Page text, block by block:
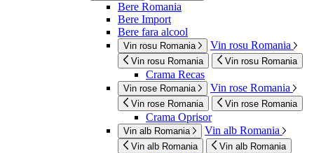
Bere Romania
Bere Import
Bere fara alcool
Vin rosu Romania Vin rosu Romania
Vin rosu Romania Vin rosu Romania
Crama Recas
Vin rose Romania Vin rose Romania
Vin rose Romania Vin rose Romania
Crama Oprisor
Vin alb Romania Vin alb Romania
Vin alb Romania Vin alb Romania